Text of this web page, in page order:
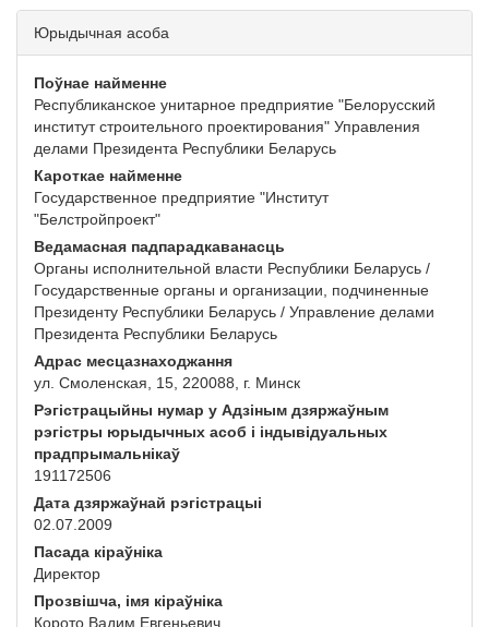
Юрыдычная асоба
Поўнае найменне
Республиканское унитарное предприятие "Белорусский
институт строительного проектирования" Управления
делами Президента Республики Беларусь
Кароткае найменне
Государственное предприятие "Институт
"Белстройпроект"
Ведамасная падпарадкаванасць
Органы исполнительной власти Республики Беларусь /
Государственные органы и организации, подчиненные
Президенту Республики Беларусь / Управление делами
Президента Республики Беларусь
Адрас месцазнаходжання
ул. Смоленская, 15, 220088, г. Минск
Рэгістрацыйны нумар у Адзіным дзяржаўным
рэгістры юрыдычных асоб і індывідуальных
прадпрымальнікаў
191172506
Дата дзяржаўнай рэгістрацыі
02.07.2009
Пасада кіраўніка
Директор
Прозвішча, імя кіраўніка
Корото Вадим Евгеньевич